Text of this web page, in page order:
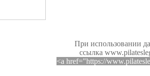
При использовании
ссылка
<a href="https://